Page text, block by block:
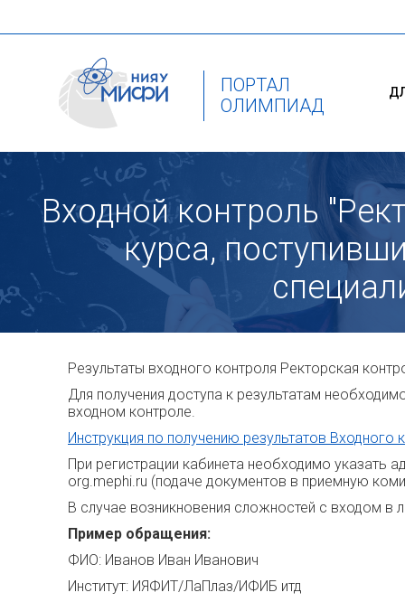
ПОРТАЛ
ОЛИМПИАД
Входной контроль
курса,
Результаты входного контроля Ректорская
Для получения доступа к результатам
входном контроле.
Инструкция по получению результатов Входного
При регистрации кабинета необходимо указать
org.mephi.ru (подаче документов в приемную
В случае возникновения сложностей с входом в
Пример обращения:
ФИО: Иванов Иван Иванович
Институт: ИЯФИТ/ЛаПлаз/ИФИБ итд